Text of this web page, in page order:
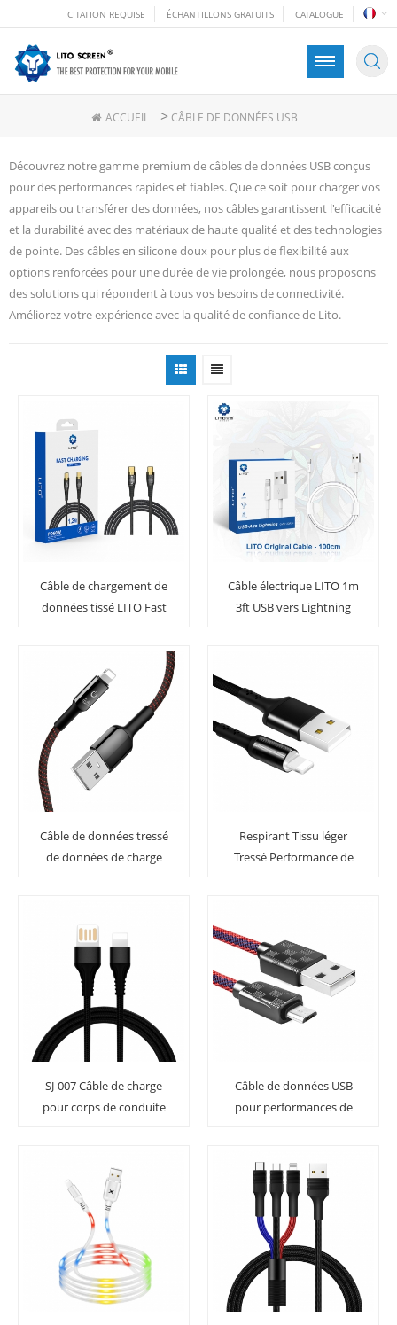
CITATION REQUISE ÉCHANTILLONS GRATUITS CATALOGUE
ACCUEIL > CÂBLE DE DONNÉES USB
Découvrez notre gamme premium de câbles de données USB conçus
pour des performances rapides et fiables. Que ce soit pour charger vos
appareils ou transférer des données, nos câbles garantissent l'efficacité
et la durabilité avec des matériaux de haute qualité et des technologies
de pointe. Des câbles en silicone doux pour plus de flexibilité aux
options renforcées pour une durée de vie prolongée, nous proposons
des solutions qui répondent à tous vos besoins de connectivité.
Améliorez votre expérience avec la qualité de confiance de Lito.
Câble de chargement de
données tissé LITO Fast
Câble électrique LITO 1m
3ft USB vers Lightning
Câble de données tressé
de données de charge
charge
Respirant Tissu léger
Tressé Performance de
SJ-007 Câble de charge
pour corps de conduite
chargeur rapide
Câble de données USB
pour performances de
intelligente Fairview